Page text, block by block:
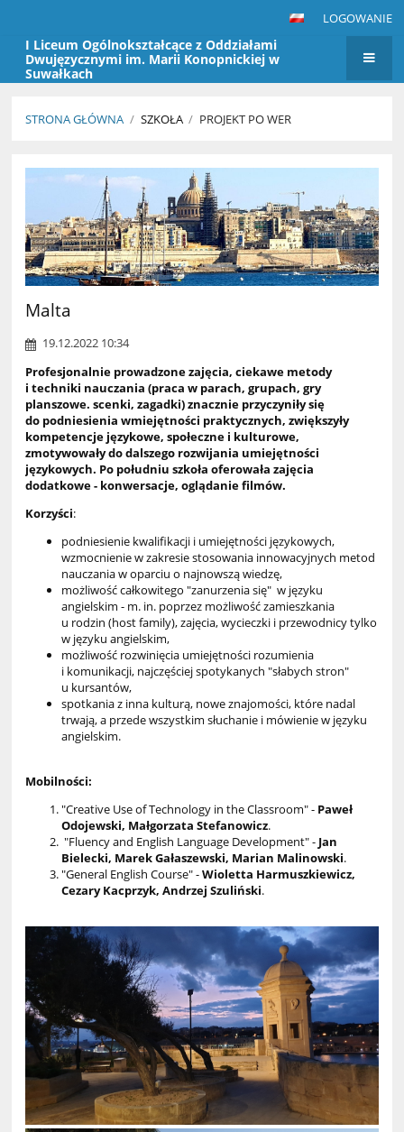
LOGOWANIE
I Liceum Ogólnokształcące z Oddziałami
Dwujęzycznymi im. Marii Konopnickiej w
Suwałkach
STRONA GŁÓWNA / SZKOŁA / PROJEKT PO WER
Projekt
Malta
19.12.2022 10:34
Profesjonalnie prowadzone zajęcia, ciekawe metody
i techniki nauczania (praca w parach, grupach, gry
planszowe. scenki, zagadki) znacznie przyczyniły się
do podniesienia wmiejętności praktycznych, zwiększyły
kompetencje językowe, społeczne i kulturowe,
zmotywowały do dalszego rozwijania umiejętności
językowych. Po południu szkoła oferowała zajęcia
dodatkowe - konwersacje, oglądanie filmów.
Korzyści:
podniesienie kwalifikacji i umiejętności językowych,
wzmocnienie w zakresie stosowania innowacyjnych metod
nauczania w oparciu o najnowszą wiedzę,
możliwość całkowitego "zanurzenia się" w języku
angielskim - m. in. poprzez możliwość zamieszkania
u rodzin (host family), zajęcia, wycieczki i przewodnicy tylko
w języku angielskim,
możliwość rozwinięcia umiejętności rozumienia
i komunikacji, najczęściej spotykanych "słabych stron"
u kursantów,
spotkania z inna kulturą, nowe znajomości, które nadal
trwają, a przede wszystkim słuchanie i mówienie w języku
angielskim.
Mobilności:
"Creative Use of Technology in the Classroom" - Paweł
Odojewski, Małgorzata Stefanowicz.
"Fluency and English Language Development" - Jan
Bielecki, Marek Gałaszewski, Marian Malinowski.
"General English Course" -Wioletta Harmuszkiewicz,
Cezary Kacprzyk, Andrzej Szuliński.